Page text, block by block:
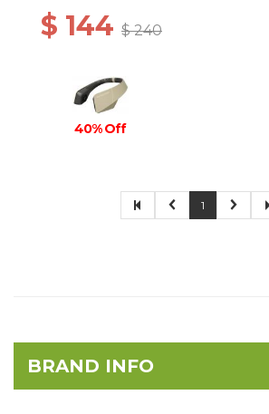
$ 144 $ 240
40% Off
1
BRAND INFO